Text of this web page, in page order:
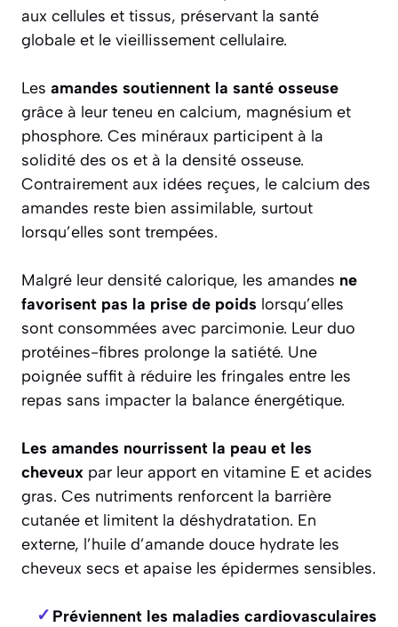
aux cellules et tissus, préservant la santé
globale et le vieillissement cellulaire.
Les amandes soutiennent la santé osseuse
grâce à leur teneu en calcium, magnésium et
phosphore. Ces minéraux participent à la
solidité des os et à la densité osseuse.
Contrairement aux idées reçues, le calcium des
amandes reste bien assimilable, surtout
lorsqu’elles sont trempées.
Malgré leur densité calorique, les amandes ne
favorisent pas la prise de poids lorsqu’elles
sont consommées avec parcimonie. Leur duo
protéines-fibres prolonge la satiété. Une
poignée suffit à réduire les fringales entre les
repas sans impacter la balance énergétique.
Les amandes nourrissent la peau et les
cheveux par leur apport en vitamine E et acides
gras. Ces nutriments renforcent la barrière
cutanée et limitent la déshydratation. En
externe, l’huile d’amande douce hydrate les
cheveux secs et apaise les épidermes sensibles.
Préviennent les maladies cardiovasculaires